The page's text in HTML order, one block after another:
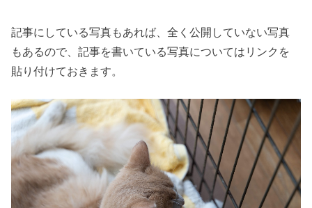
記事にしている写真もあれば、全く公開していない写真
もあるので、記事を書いている写真についてはリンクを
貼り付けておきます。